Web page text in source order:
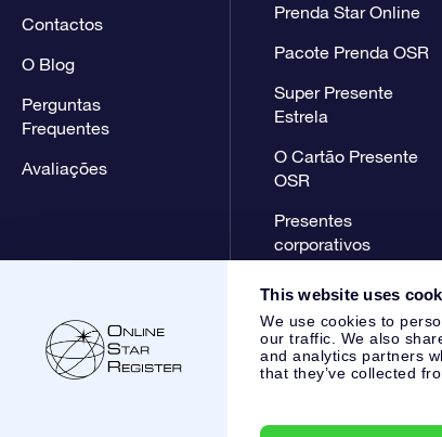
This website uses
We use cookies to
our traffic. We also
and analytics partners
that they’ve collected
Contactos
O Blog
Perguntas
Frequentes
Avaliações
Prenda Star Online
Pacote Prenda OSR
Super Presente
Estrela
O Cartão Presente
OSR
Presentes
corporativos